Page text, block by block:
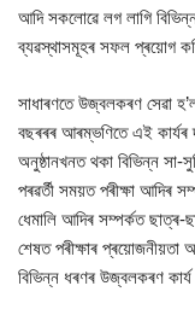
আদি সকলোৱে লগ লাগি বিভিন্ন
ব্যৱস্থাসমূহৰ সফল প্ৰয়োগ
সাধাৰণতে উজ্বলকৰণ সেৱা
বছৰৰৰ আৰম্ভণিতে এই কাৰ্যৰ
অনুষ্ঠানখনত থকা বিভিন্ন সা-
পৰৱৰ্তী সময়ত পৰীক্ষা আদিৰ
ধেমালি আদিৰ সম্পৰ্কত
শেষত পৰীক্ষাৰ প্ৰয়োজনীয়তা
বিভিন্ন ধৰণৰ উজ্বলকৰণ কাৰ্য